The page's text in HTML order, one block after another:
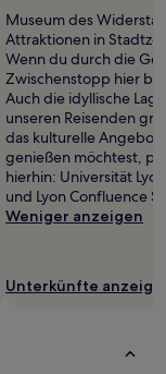
Museum des
Attraktionen in
Wenn du durch die
Zwischenstopp hier
Auch die idyllische
unseren Reisenden
das kulturelle Angebot
genießen möchtest,
hierhin: Universität
und Lyon Confluence
Weniger anzeigen
Unterkünfte